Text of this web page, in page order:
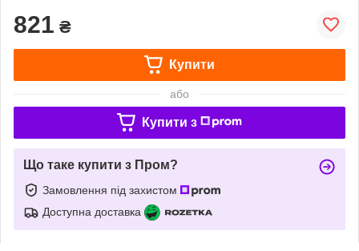
821 ₴
Купити
або
Купити з
Що таке купити з Пром?
Замовлення під захистом
Доступна доставка